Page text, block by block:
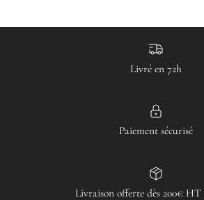
Livré en 72h
Paiement sécurisé
Livraison offerte dès 200€ HT